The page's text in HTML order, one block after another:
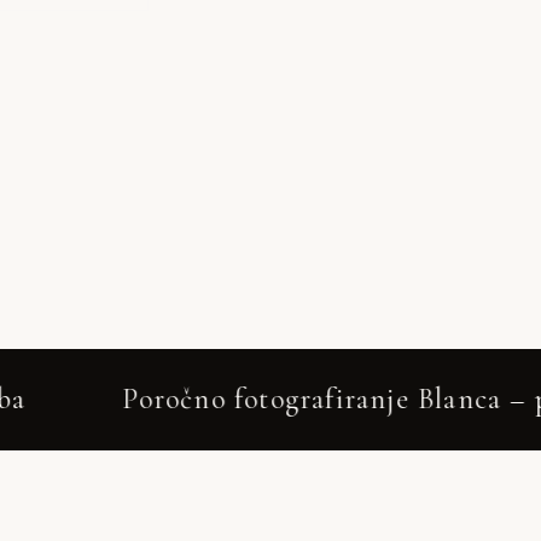
Blanca – pristno in elegantno –